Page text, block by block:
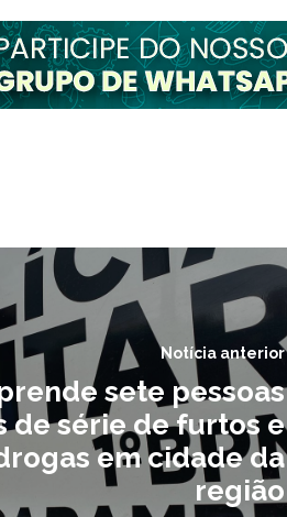
Notícia anterior
sete pessoas
de série de furtos e
em cidade da
região